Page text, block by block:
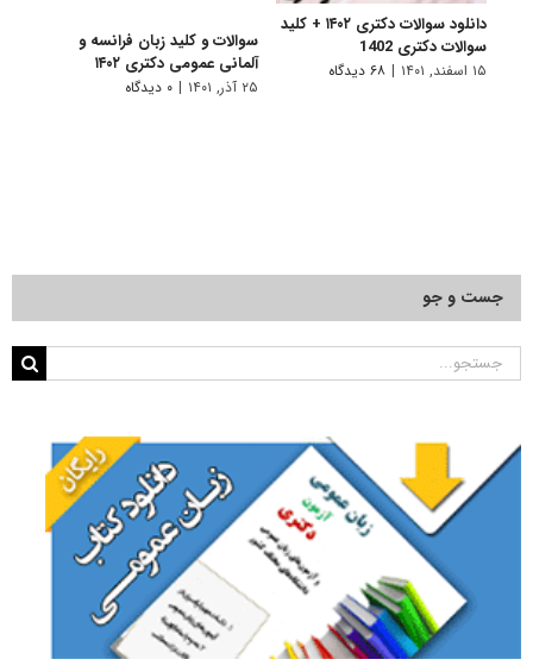
دانلود سوالات دکتری ۱۴۰۲ + کلید
سوالات دکتری 1402
۱۵ اسفند, ۱۴۰۱ | ۶۸ دیدگاه
سوالات و کلید زبان فرانسه و
آلمانی عمومی دکتری ۱۴۰۲
۲۵ آذر, ۱۴۰۱ | ۰ دیدگاه
جست و جو
جستجو